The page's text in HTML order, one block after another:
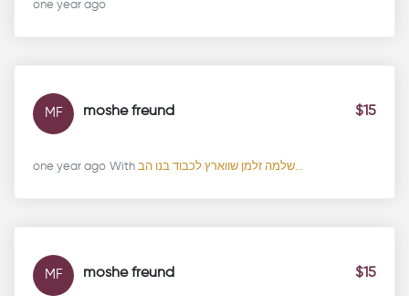
one year ago
MF moshe freund $15
one year ago With שלמה זלמן שווארץ לכבוד בנו הב...
MF moshe freund $15